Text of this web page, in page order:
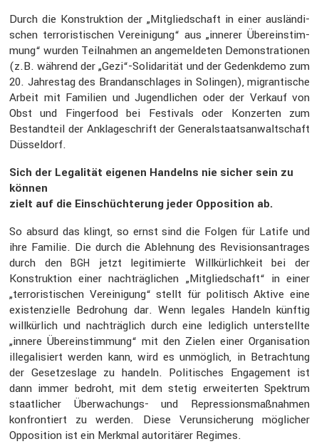
Durch die Konstruk­tion der „Mitglied­schaft in einer auslän­di­
schen terro­ris­ti­schen Verei­ni­gung“ aus „innerer Überein­stim­
mung“ wurden Teilnahmen an angemel­deten Demons­tra­tionen
(z.B. während der „Gezi“-Solidarität und der Gedenk­demo zum
20. Jahrestag des Brand­an­schlages in Solingen), migran­ti­sche
Arbeit mit Familien und Jugend­li­chen oder der Verkauf von
Obst und Finger­food bei Festi­vals oder Konzerten zum
Bestand­teil der Ankla­ge­schrift der General­staats­an­walt­schaft
Düssel­dorf.
Sich der Legalität eigenen Handelns nie sicher sein zu
können
zielt auf die Einschüch­te­rung jeder Opposi­tion ab.
So absurd das klingt, so ernst sind die Folgen für Latife und
ihre Familie. Die durch die Ableh­nung des Revisi­ons­an­trages
durch denBGH
jetzt legiti­mierte Willkür­lich­keit bei der
Konstruk­tion einer nachträg­li­chen „Mitglied­schaft“ in einer
„terro­ris­ti­schen Verei­ni­gung“ stellt für politisch Aktive eine
existen­zi­elle Bedro­hung dar. Wenn legales Handeln künftig
willkür­lich und nachträg­lich durch eine ledig­lich unter­stellte
„innere Überein­stim­mung“ mit den Zielen einer Organi­sa­tion
illega­li­siert werden kann, wird es unmög­lich, in Betrach­tung
der Geset­zes­lage zu handeln. Politi­sches Engage­ment ist
dann immer bedroht, mit dem stetig erwei­terten Spektrum
staat­li­cher Überwa­chungs- und Repres­si­ons­maß­nahmen
konfron­tiert zu werden. Diese Verun­si­che­rung mögli­cher
Opposi­tion ist ein Merkmal autori­tärer Regimes.